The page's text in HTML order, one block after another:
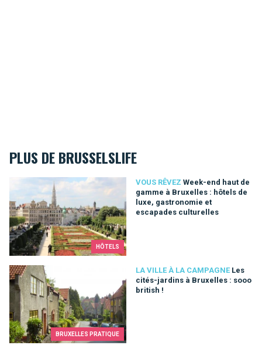
PLUS DE BRUSSELSLIFE
HÔTELS
VOUS RÊVEZ Week-end haut de
gamme à Bruxelles : hôtels de
luxe, gastronomie et
escapades culturelles
Week-end haut de gamme à Bruxelles : hôtels de luxe,
BRUXELLES PRATIQUE
LA VILLE À LA CAMPAGNE Les
cités-jardins à Bruxelles : sooo
british !
Les cités-jardins à Bruxelles : sooo british !